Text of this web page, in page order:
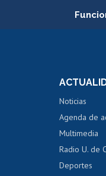
Portal
Noticias
Agenda de
Multimedia
Radio U. de
Deportes